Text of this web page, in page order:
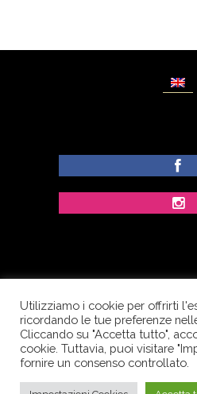
© Copyright Dolcezze di
IT02609400656 -
Corso Palatucci, 65 - 84013
Italia
Utilizziamo i cookie per offrirti
ricordando le tue preferenze
Cliccando su "Accetta tutto",
cookie. Tuttavia, puoi visitare
fornire un consenso controllato.